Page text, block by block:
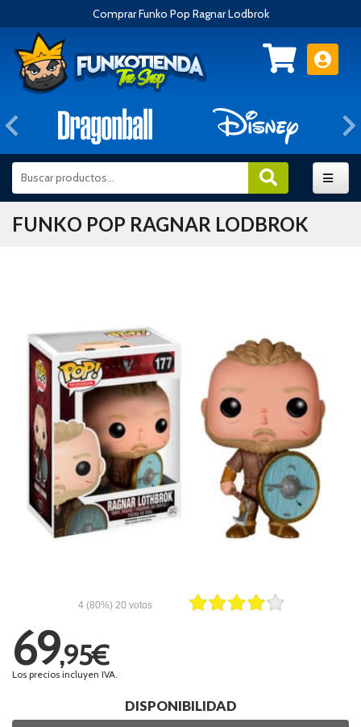
Comprar Funko Pop Ragnar Lodbrok
Anterior
FUNKO POP RAGNAR LODBROK
4 (80%) 20 votos
69,95€
Los precios incluyen IVA.
DISPONIBILIDAD